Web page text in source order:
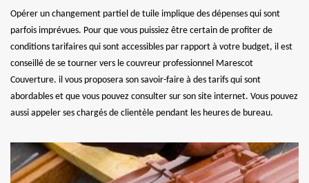
Opérer un changement partiel de tuile implique des dépenses qui sont
parfois imprévues. Pour que vous puissiez être certain de profiter de
conditions tarifaires qui sont accessibles par rapport à votre budget, il est
conseillé de se tourner vers le couvreur professionnel Marescot
Couverture. il vous proposera son savoir-faire à des tarifs qui sont
abordables et que vous pouvez consulter sur son site internet. Vous pouvez
aussi appeler ses chargés de clientèle pendant les heures de bureau.